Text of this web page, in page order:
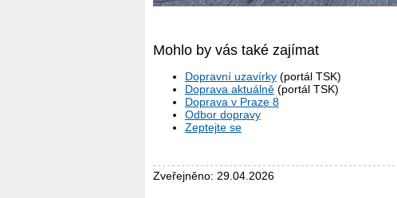
Mohlo by vás také zajímat
Dopravní uzavírky(portál TSK)
Doprava aktuálně(portál TSK)
Doprava v Praze 8
Odbor dopravy
Zeptejte se
Zveřejněno: 29.04.2026